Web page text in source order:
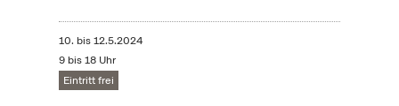
10. bis12.5.2024
9 bis 18 Uhr
Eintritt frei